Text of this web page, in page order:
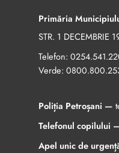
Primăria
STR. 1 DECEMBRIE
Telefon:
Verde:
Poliția Petroșani —
Telefonul copilului
Apel unic de